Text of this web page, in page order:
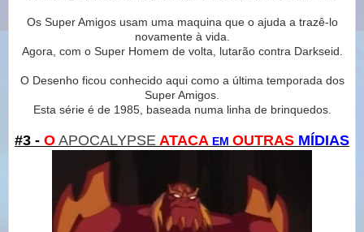
Os Super Amigos usam uma maquina que o ajuda a trazê-lo
novamente à vida.
Agora, com o Super Homem de volta, lutarão contra Darkseid.
O Desenho ficou conhecido aqui como a última temporada dos
Super Amigos.
Esta série é de 1985, baseada numa linha de brinquedos.
#3 - O APOCALYPSE ATACA EM OUTRAS MÍDIAS